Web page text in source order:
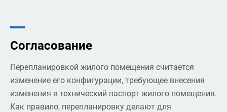
Согласование
Перепланировкой жилого помещения считается
изменение его конфигурации, требующее внесения
изменения в технический паспорт жилого помещения.
Как правило, перепланировку делают для